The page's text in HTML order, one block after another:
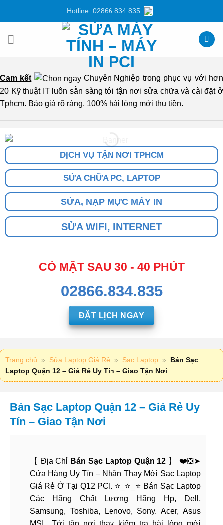
dung
Hotline: 02866.834.835
Cam kết
Chuyên Nghiệp trong phục vụ với hơn
20 Kỹ thuật IT luôn sẵn sàng tới tận nơi sửa chữa và cài đặt ở
Tphcm. Báo giá rõ ràng. 100% hài lòng mới thu tiền.
DỊCH VỤ TẬN NƠI TPHCM
SỬA CHỮA PC, LAPTOP
SỬA, NẠP MỰC MÁY IN
SỬA WIFI, INTERNET
CÓ MẶT SAU 30 - 40 PHÚT
02866.834.835
ĐẶT LỊCH NGAY
Trang chủ » Sửa Laptop Giá Rẻ » Sạc Laptop »
Bán Sạc
Laptop Quận 12 – Giá Rẻ Uy Tín – Giao Tận Nơi
Bán Sạc Laptop Quận 12 – Giá Rẻ Uy
Tín – Giao Tận Nơi
【 Địa Chỉ Bán Sạc Laptop Quận 12 】 ❤️❎➤
Cửa Hàng Uy Tín – Nhận Thay Mới Sạc Laptop
Giá Rẻ Ở Tại Q12 PCI. ⭐_⭐_⭐ Bán Sạc Laptop
Các Hãng Chất Lượng Hãng Hp, Dell,
Samsung, Toshiba, Lenovo, Sony. Acer, Asus
MSI…Tới tận nơi thay kiểm tra hài lòng mới